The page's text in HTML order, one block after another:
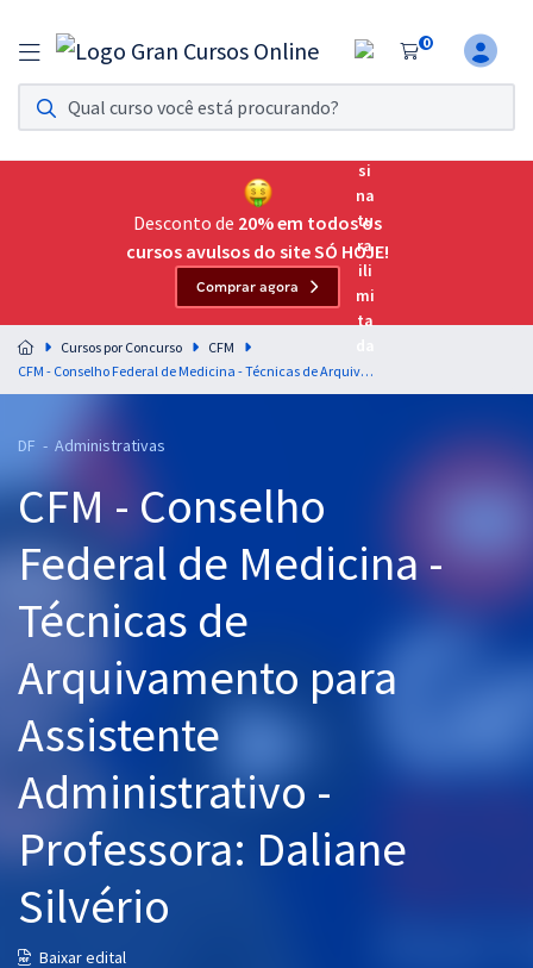
0
Assinatura Ilimitada 11
Acesso a todos os cursos. Teste grátis por 7 dias!
Assinatura OAB Até Passar
Acesso ilimitado a toda preparação para o Exame da
Residências Multiprofissionais
Preparação completa e intensiva para as principais
residências em saúde do Brasil
Cursos 20% OFF
Pós
Graduação
OAB
Mentorias
Questões grátis
Conteúdo gratuito
Aprovados
Desconto de 20% em todos os
cursos avulsos do site SÓ HOJE!
Comprar agora
Cursos por Concurso
CFM
CFM - Conselho Federal de Medicina - Técnicas de Arquivamento para Assistente Administrativo - Professora: Daliane Silvério
DF - Administrativas
CFM - Conselho
Federal de Medicina -
Técnicas de
Arquivamento para
Assistente
Administrativo -
Professora: Daliane
Silvério
Baixar edital